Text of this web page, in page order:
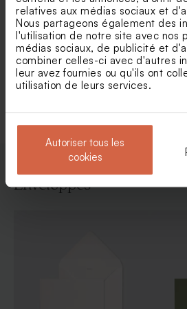
relatives aux médias sociaux et
Nous partageons également des
l'utilisation de notre site avec nos
médias sociaux, de publicité et
combiner celles-ci avec d'autres
leur avez fournies ou qu'ils ont
utilisation de leurs services.
Autoriser tous les
cookies
Carte invitation mariage
pancarte champêtre
Carton
Voir toute la collection
mariage
Enveloppes